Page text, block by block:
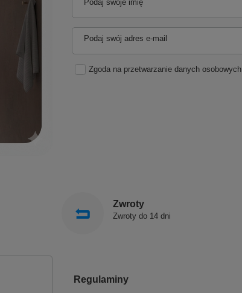
Podaj swoje imię
Podaj swój adres e-mail
Zgoda na przetwarzanie danych osobowych
Zwroty
Zwroty do 14 dni
Regulaminy